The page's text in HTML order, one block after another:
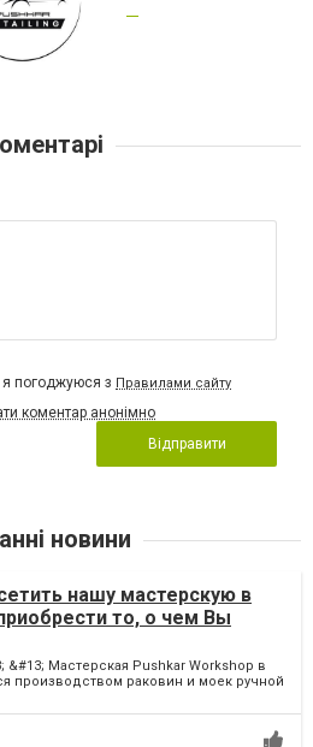
погоджуюся з Правилами сайту
коментар анонімно
Відправити
новини
нашу мастерскую в
то, о чем Вы
&#13; Мастерская Pushkar Workshop в
производством раковин и моек ручной